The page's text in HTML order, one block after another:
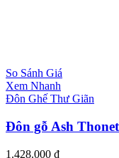
So Sánh Giá
Xem Nhanh
Đôn Ghế Thư Giãn
Đôn gỗ Ash
1.428.000 ₫